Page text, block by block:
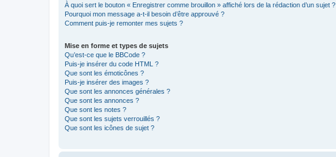
À quoi sert le bouton « Enregistrer comme brouillon » affiché lors de la rédaction d’un sujet ?
Pourquoi mon message a-t-il besoin d’être approuvé ?
Comment puis-je remonter mes sujets ?
Mise en forme et types de sujets
Qu’est-ce que le BBCode ?
Puis-je insérer du code HTML ?
Que sont les émoticônes ?
Puis-je insérer des images ?
Que sont les annonces générales ?
Que sont les annonces ?
Que sont les notes ?
Que sont les sujets verrouillés ?
Que sont les icônes de sujet ?